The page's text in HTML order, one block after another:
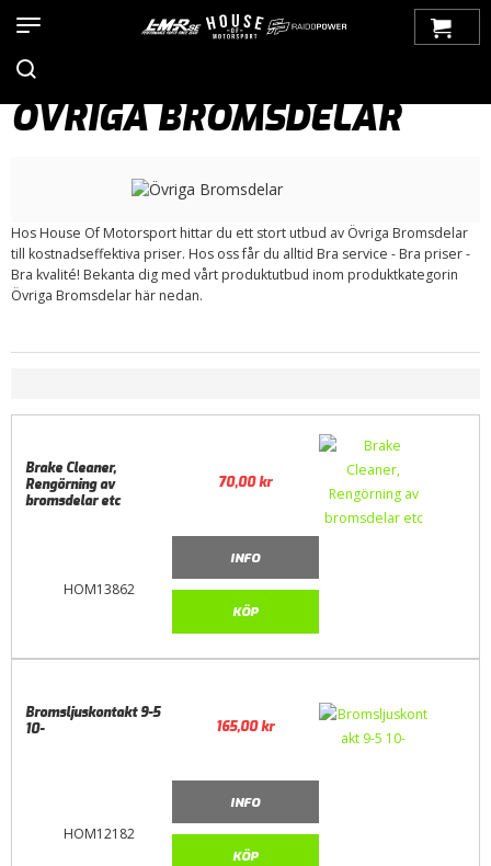
9-5 (2010-2012)>
Bromsar
ÖVRIGA BROMSDELAR
Hos House Of Motorsport hittar du ett stort utbud av Övriga Bromsdelar
till kostnadseffektiva priser. Hos oss får du alltid Bra service - Bra priser -
Bra kvalité! Bekanta dig med vårt produktutbud inom produktkategorin
Övriga Bromsdelar här nedan.
HOM13862
Brake Cleaner,
Rengörning av
bromsdelar etc
70,00kr
INFO
KÖP
HOM12182
Bromsljuskontakt 9-5
10-
165,00kr
INFO
KÖP